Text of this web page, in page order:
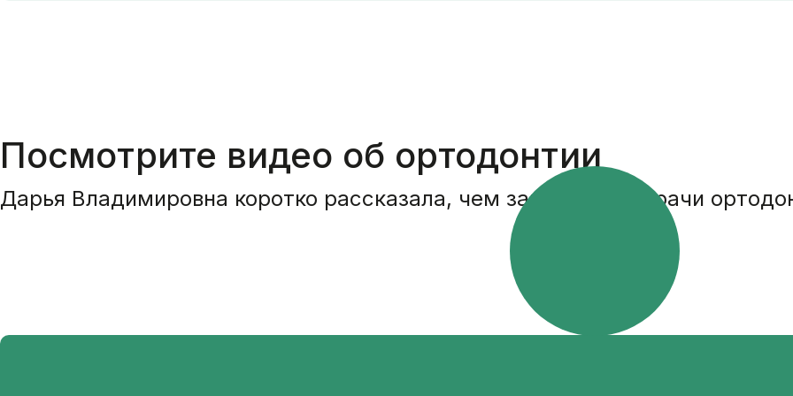
Посмотрите видео об ортодонтии
Дарья Владимировна коротко рассказала, чем занимаются врачи